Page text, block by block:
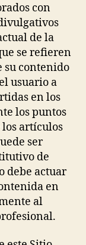
con
de la
se refieren
su contenido
usuario a
en los
los puntos
los artículos
ser
de
debe actuar
en
al